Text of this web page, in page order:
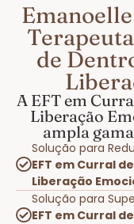
de
A EFT em
Liberação
ampla
Solução para
EFT em Curral
Liberação
Solução para
EFT em Curral